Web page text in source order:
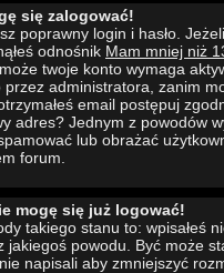
się zalogować!
poprawny login i hasło.
odnośnik Mam mniej niż
twoje konto wymaga
administratora, zanim
email postępuj
adres? Jednym z
lub obrażać
forum.
mogę się już logować!
takiego stanu to: wpisałeś
jakiegoś powodu. Być może
napisali aby zmniejszyć